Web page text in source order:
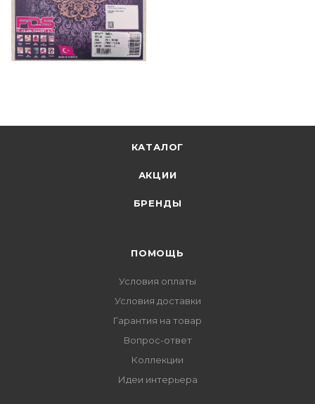
КАТАЛОГ
АКЦИИ
БРЕНДЫ
ПОМОЩЬ
Условия оплаты
Условия доставки
Гарантия на товар
Вопрос-ответ
Коллекции
Идеи интерьера